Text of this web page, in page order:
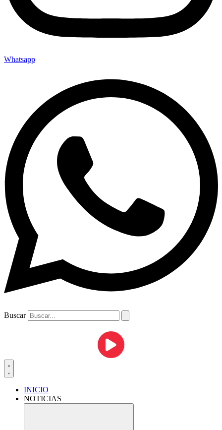
Whatsapp
Buscar
INICIO
NOTICIAS